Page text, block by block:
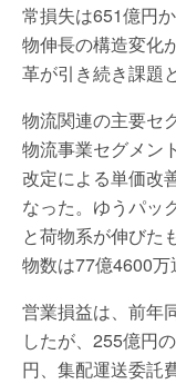
常損失は651億円
物伸長の構造変化
革が引き続き課題
物流関連の主要セ
物流事業セグメン
改定による単価改
なった。ゆうパッ
と荷物系が伸びた
物数は77億4600万
営業損益は、前年
したが、255億円
円、集配運送委託